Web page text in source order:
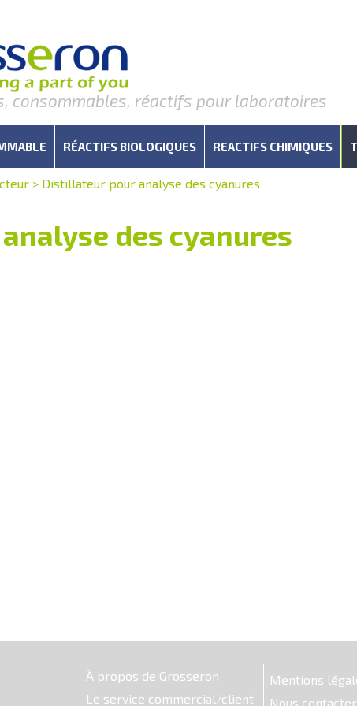
consommables, réactifs pour laboratoires
RÉACTIFS BIOLOGIQUES REACTIFS CHIMIQUES
> Distillateur pour analyse des cyanures
des cyanures
À propos de Grosseron
Le service commercial/client
Mentions
Nous contacter